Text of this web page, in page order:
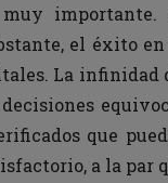
el éxito en
La
que
a la par